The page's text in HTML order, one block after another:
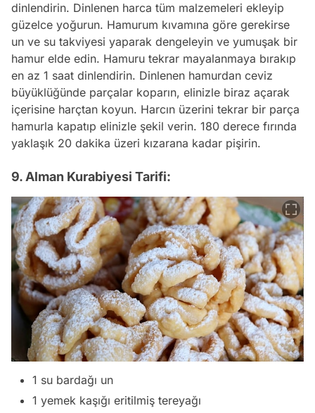
dinlendirin. Dinlenen harca tüm malzemeleri ekleyip
güzelce yoğurun. Hamurum kıvamına göre gerekirse
un ve su takviyesi yaparak dengeleyin ve yumuşak bir
hamur elde edin. Hamuru tekrar mayalanmaya bırakıp
en az 1 saat dinlendirin. Dinlenen hamurdan ceviz
büyüklüğünde parçalar koparın, elinizle biraz açarak
içerisine harçtan koyun. Harcın üzerini tekrar bir parça
hamurla kapatıp elinizle şekil verin. 180 derece fırında
yaklaşık 20 dakika üzeri kızarana kadar pişirin.
9. Alman Kurabiyesi Tarifi:
1 su bardağı un
1 yemek kaşığı eritilmiş tereyağı